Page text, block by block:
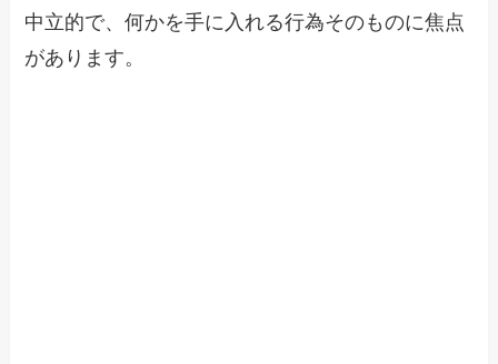
中立的で、何かを手に入れる行為そのものに焦点
があります。